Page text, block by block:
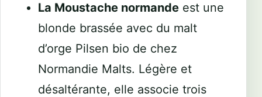
La Moustache normande est une
blonde brassée avec du malt
d’orge Pilsen bio de chez
Normandie Malts. Légère et
désaltérante, elle associe trois